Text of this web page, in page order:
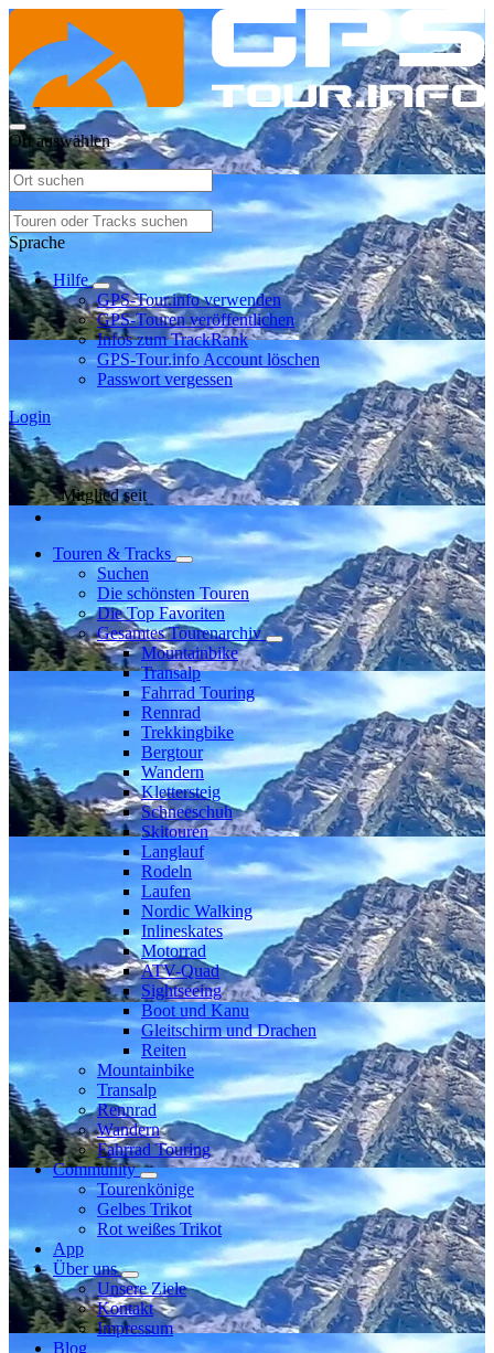
Ort auswählen
Sprache
Hilfe
GPS-Tour.info verwenden
GPS-Touren veröffentlichen
Infos zum TrackRank
GPS-Tour.info Account löschen
Passwort vergessen
Login
Mitglied seit
Touren & Tracks
Suchen
Die schönsten Touren
Die Top Favoriten
Gesamtes Tourenarchiv
Mountainbike
Transalp
Fahrrad Touring
Rennrad
Trekkingbike
Bergtour
Wandern
Klettersteig
Schneeschuh
Skitouren
Langlauf
Rodeln
Laufen
Nordic Walking
Inlineskates
Motorrad
ATV-Quad
Sightseeing
Boot und Kanu
Gleitschirm und Drachen
Reiten
Mountainbike
Transalp
Rennrad
Wandern
Fahrrad Touring
Community
Tourenkönige
Gelbes Trikot
Rot weißes Trikot
App
Über uns
Unsere Ziele
Kontakt
Impressum
Blog